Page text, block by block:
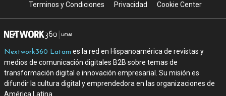
Terminos y Condiciones
Privacidad Cookie Center
Nextwork360 Latam es la red en Hispanoamérica de revistas y
medios de comunicación digitales B2B sobre temas de
transformación digital e innovación empresarial. Su misión es
difundir la cultura digital y emprendedora en las organizaciones de
América Latina.